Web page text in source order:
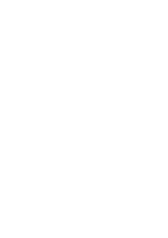
Ürün fiyatı
Bu ürüne